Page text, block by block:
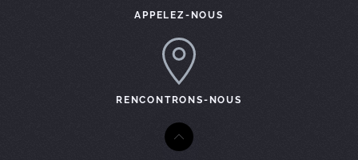
APPELEZ-NOUS
RENCONTRONS-NOUS